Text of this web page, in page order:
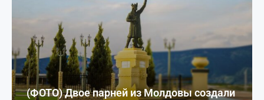
(ФОТО) Двое парней из Молдовы создали